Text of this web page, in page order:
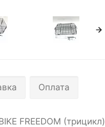
Оплата
FREEDOM (трицикл)